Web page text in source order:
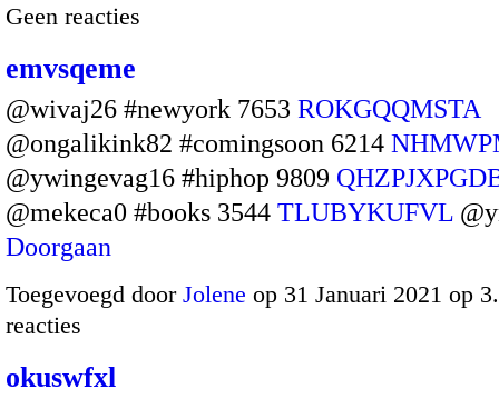
Geen reacties
emvsqeme
@wivaj26 #newyork 7653 ROKGQQMSTA
@ongalikink82 #comingsoon 6214
@ywingevag16 #hiphop 9809
@mekeca0 #books 3544 TLUBYKUFVL
Doorgaan
Toegevoegd door Jolene op 31 Januari 2021 op
reacties
okuswfxl